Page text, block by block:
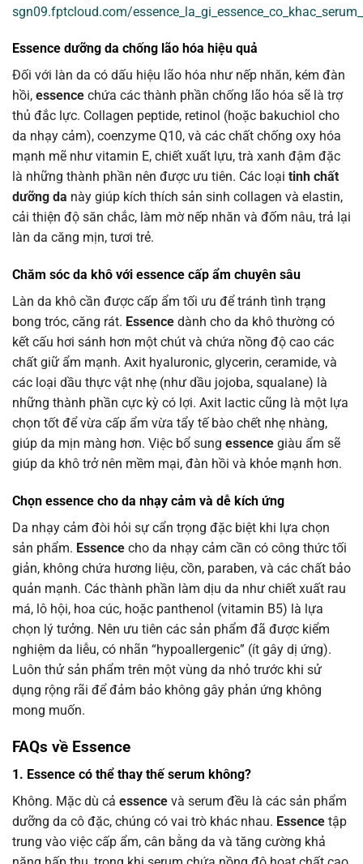
sgn09.fptcloud.com/
Essence dưỡng da chống lão hóa hiệu quả
Đối với làn da có dấu hiệu lão hóa như nếp nhăn, kém đàn
hồi, essence chứa các thành phần chống lão hóa sẽ là trợ
thủ đắc lực. Collagen peptide, retinol (hoặc bakuchiol cho
da nhạy cảm), coenzyme Q10, và các chất chống oxy hóa
mạnh mẽ như vitamin E, chiết xuất lựu, trà xanh đậm đặc
là những thành phần nên được ưu tiên. Các loại tinh chất
dưỡng da này giúp kích thích sản sinh collagen và elastin,
cải thiện độ săn chắc, làm mờ nếp nhăn và đốm nâu, trả lại
làn da căng mịn, tươi trẻ.
Chăm sóc da khô với essence cấp ẩm chuyên sâu
Làn da khô cần được cấp ẩm tối ưu để tránh tình trạng
bong tróc, căng rát. Essence dành cho da khô thường có
kết cấu hơi sánh hơn một chút và chứa nồng độ cao các
chất giữ ẩm mạnh. Axit hyaluronic, glycerin, ceramide, và
các loại dầu thực vật nhẹ (như dầu jojoba, squalane) là
những thành phần cực kỳ có lợi. Axit lactic cũng là một lựa
chọn tốt để vừa cấp ẩm vừa tẩy tế bào chết nhẹ nhàng,
giúp da mịn màng hơn. Việc bổ sung essence giàu ẩm sẽ
giúp da khô trở nên mềm mại, đàn hồi và khỏe mạnh hơn.
Chọn essence cho da nhạy cảm và dễ kích ứng
Da nhạy cảm đòi hỏi sự cẩn trọng đặc biệt khi lựa chọn
sản phẩm. Essence cho da nhạy cảm cần có công thức tối
giản, không chứa hương liệu, cồn, paraben, và các chất bảo
quản mạnh. Các thành phần làm dịu da như chiết xuất rau
má, lô hội, hoa cúc, hoặc panthenol (vitamin B5) là lựa
chọn lý tưởng. Nên ưu tiên các sản phẩm đã được kiểm
nghiệm da liễu, có nhãn “hypoallergenic” (ít gây dị ứng).
Luôn thử sản phẩm trên một vùng da nhỏ trước khi sử
dụng rộng rãi để đảm bảo không gây phản ứng không
mong muốn.
FAQs về Essence
1. Essence có thể thay thế serum không?
Không. Mặc dù cả essence và serum đều là các sản phẩm
dưỡng da cô đặc, chúng có vai trò khác nhau. Essence tập
trung vào việc cấp ẩm, cân bằng da và tăng cường khả